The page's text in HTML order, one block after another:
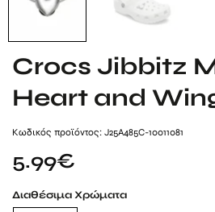
Crocs Jibbitz
Heart and
Kωδικός προϊόντος: J25A485C-10011081
5.99€
Διαθέσιμα Χρώματα